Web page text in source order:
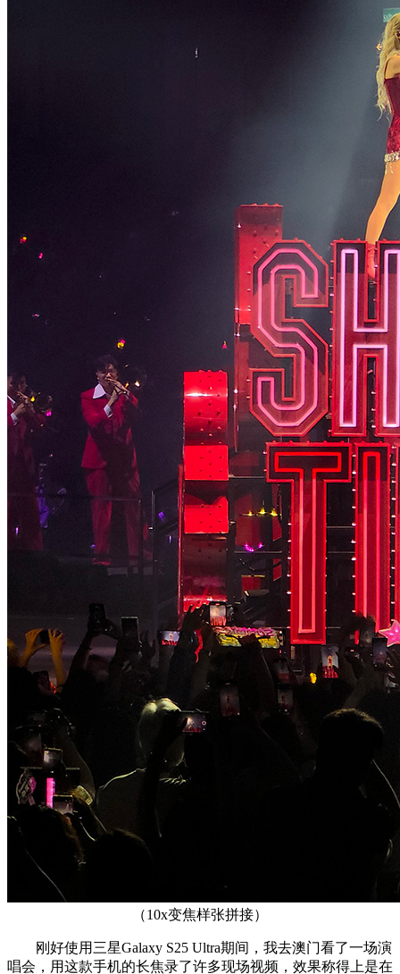
（10x变焦样张拼接）
刚好使用三星Galaxy S25 Ultra期间，我去澳门看了一场演
唱会，用这款手机的长焦录了许多现场视频，效果称得上是在